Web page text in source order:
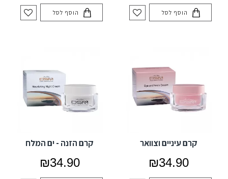
הוסף לסל הוסף לסל
קרם עיניים וצוואר
₪34.90
קרם הזנה - ים המלח
₪34.90